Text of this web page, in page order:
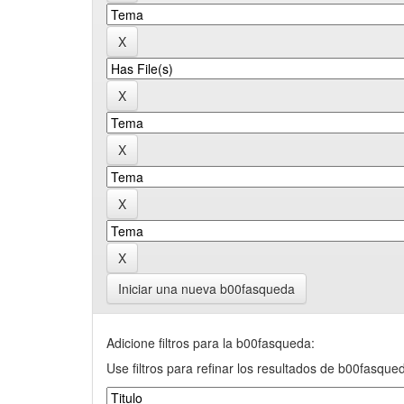
Iniciar una nueva b00fasqueda
Adicione filtros para la b00fasqueda:
Use filtros para refinar los resultados de